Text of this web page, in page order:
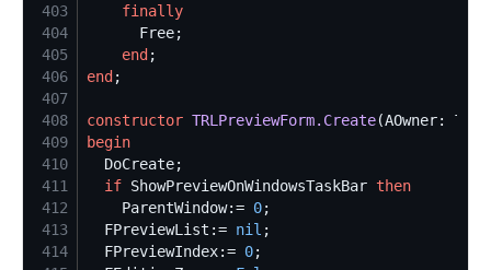
403
finally
404
405
end
406
end
407
408
constructor TRLPreviewForm.Create
409
begin
410
411
if ShowPreviewOnWindowsTaskBar then
412
    ParentWindow:=
0
413
  FPreviewList:=
nil
414
  FPreviewIndex:=
0